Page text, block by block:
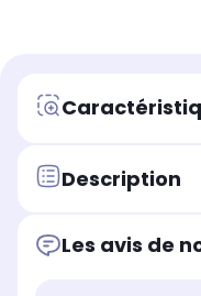
Utilisation
Bureautique
1 an
Fabriqué en
Description
Les avis de